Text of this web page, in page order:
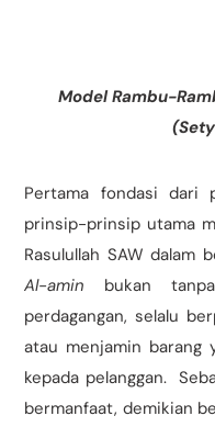
Model Rambu-
Pertama fondasi dari
prinsip-prinsip utama
Rasulullah SAW dalam
Al-amin bukan
perdagangan, selalu
atau menjamin barang
kepada pelanggan.
bermanfaat, demikian